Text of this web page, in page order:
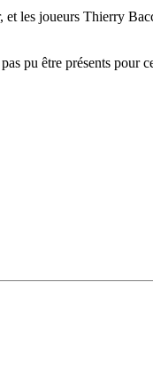
les joueurs Thierry
pu être présents pour